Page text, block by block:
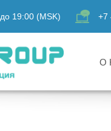
до 19:00 (MSK) +7
О